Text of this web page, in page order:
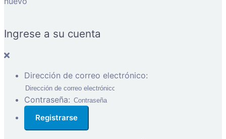
Ingrese a su cuenta
Dirección de correo electrónico:
Contraseña: